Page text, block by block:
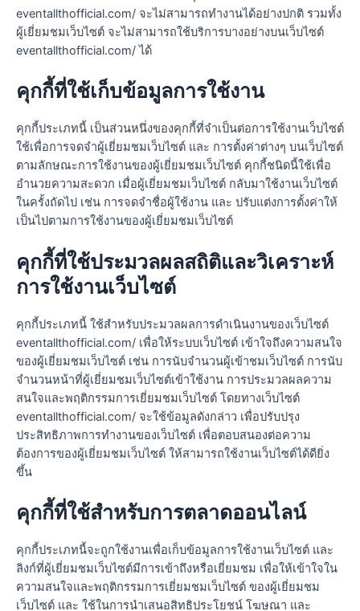
eventallthofficial.com/ จะไม่สามารถทำงานได้อย่างปกติ รวมทั้ง
ผู้เยี่ยมชมเว็บไซต์ จะไม่สามารถใช้บริการบางอย่างบนเว็บไซต์
eventallthofficial.com/ ได้
คุกกี้ที่ใช้เก็บข้อมูลการใช้งาน
คุกกี้ประเภทนี้ เป็นส่วนหนึ่งของคุกกี้ที่จำเป็นต่อการใช้งานเว็บไซต์
ใช้เพื่อการจดจำผู้เยี่ยมชมเว็บไซต์ และ การตั้งค่าต่างๆ บนเว็บไซต์
ตามลักษณะการใช้งานของผู้เยี่ยมชมเว็บไซต์ คุกกี้ชนิดนี้ใช้เพื่อ
อำนวยความสะดวก เมื่อผู้เยี่ยมชมเว็บไซต์ กลับมาใช้งานเว็บไซต์
ในครั้งถัดไป เช่น การจดจำชื่อผู้ใช้งาน และ ปรับแต่งการตั้งค่าให้
เป็นไปตามการใช้งานของผู้เยี่ยมชมเว็บไซต์
คุกกี้ที่ใช้ประมวลผลสถิติและวิเคราะห์
การใช้งานเว็บไซต์
คุกกี้ประเภทนี้ ใช้สำหรับประมวลผลการดำเนินงานของเว็บไซต์
eventallthofficial.com/ เพื่อให้ระบบเว็บไซต์ เข้าใจถึงความสนใจ
ของผู้เยี่ยมชมเว็บไซต์ เช่น การนับจำนวนผู้เข้าชมเว็บไซต์ การนับ
จำนวนหน้าที่ผู้เยี่ยมชมเว็บไซต์เข้าใช้งาน การประมวลผลความ
สนใจและพฤติกรรมการเยี่ยมชมเว็บไซต์ โดยทางเว็บไซต์
eventallthofficial.com/ จะใช้ข้อมูลดังกล่าว เพื่อปรับปรุง
ประสิทธิภาพการทำงานของเว็บไซต์ เพื่อตอบสนองต่อความ
ต้องการของผู้เยี่ยมชมเว็บไซต์ ให้สามารถใช้งานเว็บไซต์ได้ดียิ่ง
ขึ้น
คุกกี้ที่ใช้สำหรับการตลาดออนไลน์
คุกกี้ประเภทนี้จะถูกใช้งานเพื่อเก็บข้อมูลการใช้งานเว็บไซต์ และ
ลิงก์ที่ผู้เยี่ยมชมเว็บไซต์มีการเข้าถึงหรือเยี่ยมชม เพื่อให้เข้าใจใน
ความสนใจและพฤติกรรมการเยี่ยมชมเว็บไซต์ ของผู้เยี่ยมชม
เว็บไซต์ และ ใช้ในการนำเสนอสิทธิประโยชน์ โฆษณา และ